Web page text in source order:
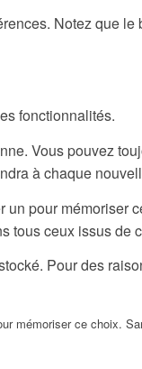
Notez que
fonctionnalités.
Vous pouvez
à chaque
pour mémoriser
tous ceux issus de
Pour des
mémoriser ce choix.